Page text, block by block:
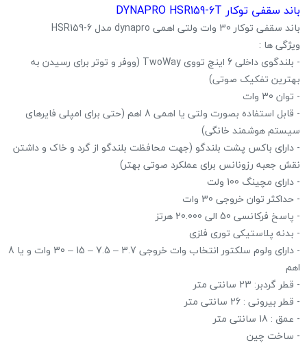
باند سقفی توکار DYNAPRO HSR159-6T
باند سقفی توکار 30 وات ولتی اهمی dynapro مدل HSR159-6
ویژگی ها :
- بلندگوی داخلی 6 اینچ تووی TwoWay (ووفر و توتر برای رسیدن به
بهترین تفکیک صوتی)
- توان 30 وات
- قابل استفاده بصورت ولتی یا اهمی 8 اهم (حتی برای امپلی فایرهای
سیستم هوشمند خانگی)
- دارای باکس پشت بلندگو (جهت محافظت بلندگو از گرد و خاک و داشتن
نقش جعبه رزونانس برای عملکرد صوتی بهتر)
- دارای مچینگ 100 ولت
- حداکثر توان خروجی 30 وات
- پاسخ فرکانسی 50 الی 20.000 هرتز
- بدنه پلاستیکی توری فلزی
- دارای ولوم سلکتور انتخاب وات خروجی 3.7 – 7.5 – 15 – 30 وات و یا 8
اهم
- قطر گردبر: 23 سانتی متر
- قطر بیرونی : 26 سانتی متر
- عمق : 18 سانتی متر
- ساخت چین